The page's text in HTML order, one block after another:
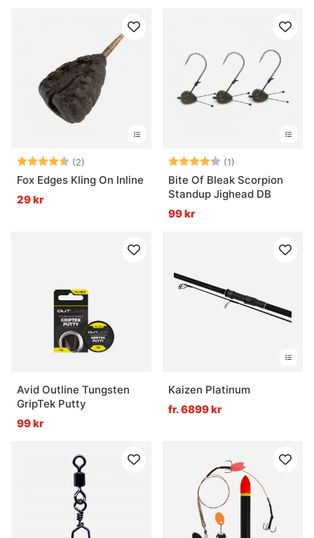
Betyg: (2)
4.5 utav 5 stjärnor
Fox Edges Kling On Inline
29 kr
Betyg: (1)
Bite Of Bleak Scorpion
Standup Jighead DB
99 kr
Avid Outline Tungsten
GripTek Putty
99 kr
Kaizen Platinum
fr. 6899 kr